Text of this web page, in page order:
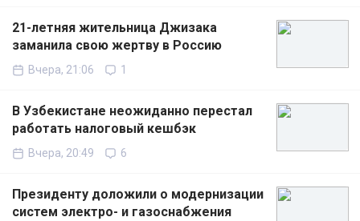
21-летняя жительница Джизака
заманила свою жертву в Россию
Вчера, 21:06 1
В Узбекистане неожиданно перестал
работать налоговый кешбэк
Вчера, 20:49 6
Президенту доложили о модернизации
систем электро- и газоснабжения